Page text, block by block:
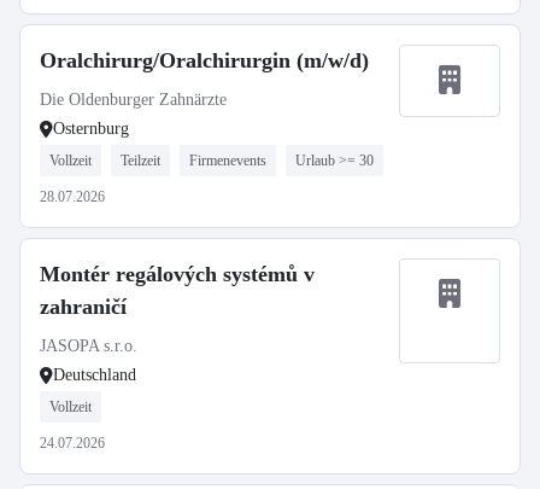
Oralchirurg/Oralchirurgin (m/w/d)
Die Oldenburger Zahnärzte
Osternburg
Vollzeit Teilzeit Firmenevents Urlaub >= 30
28.07.2026
Montér regálových systémů v
zahraničí
JASOPA s.r.o.
Deutschland
Vollzeit
24.07.2026